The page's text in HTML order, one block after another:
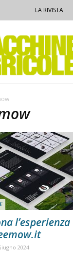
LA RIVISTA
l’esperienza
2024